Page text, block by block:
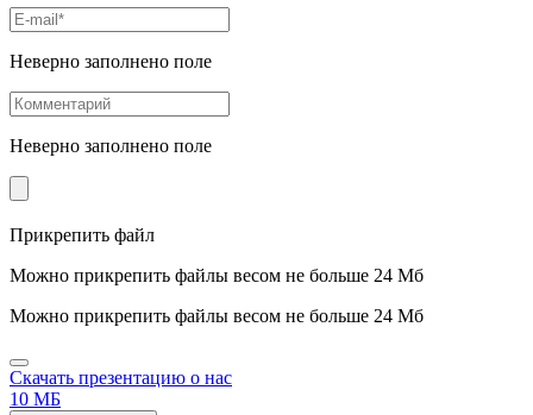
Неверно заполнено поле
Неверно заполнено поле
Прикрепить файл
Можно прикрепить файлы весом не больше 24 Мб
Можно прикрепить файлы весом не больше 24 Мб
Скачать презентацию о нас
10 МБ